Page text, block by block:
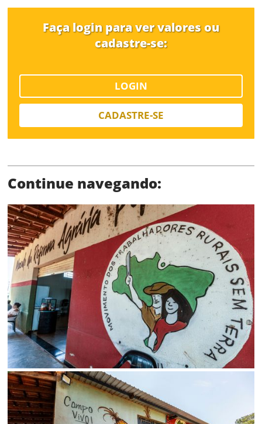
Faça login para ver valores ou
cadastre-se:
LOGIN
CADASTRE-SE
Continue navegando:
Já tem uma conta?
Limite de download
Status